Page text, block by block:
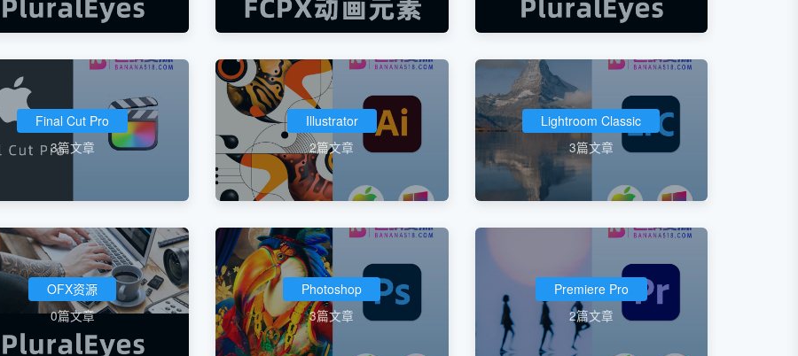
Final Cut Pro
3篇文章
Illustrator
2篇文章
Lightroom Classic
3篇文章
OFX资源
0篇文章
Photoshop
3篇文章
Premiere Pro
2篇文章